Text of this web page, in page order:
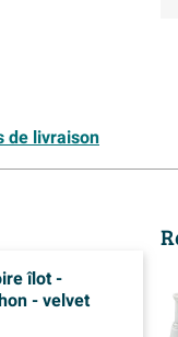
de livraison
îlot -
- velvet